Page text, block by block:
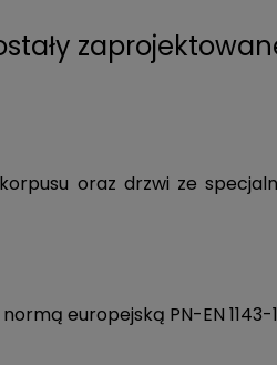
oraz drzwi ze
europejską PN-EN 1143-